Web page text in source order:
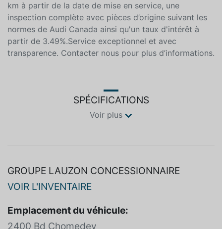
km à partir de la date de mise en service, une
inspection complète avec pièces d’origine suivant les
normes de Audi Canada ainsi qu'un taux d'intérêt à
partir de 3.49%.Service exceptionnel et avec
transparence. Contacter nous pour plus d’informations.
SPÉCIFICATIONS
Voir plus
GROUPE LAUZON CONCESSIONNAIRE
VOIR L'INVENTAIRE
Emplacement du véhicule:
2400 Bd Chomedey